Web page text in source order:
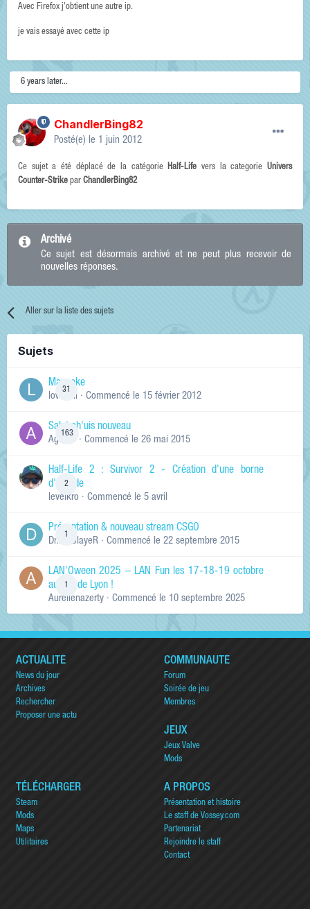
Avec Firefox j'obtient une autre ip.
je vais essayé avec cette ip
6 years later...
ChandlerBing82
Posté(e) le 1 juin 2012
Ce sujet a été déplacé de la catégorieHalf-Life vers la categorieUnivers
Counter-Strike par ChandlerBing82
Archivé
Ce sujet est désormais archivé et ne peut plus recevoir de
nouvelles réponses.
Aller sur la liste des sujets
Sujets
31
Manneke
lowskill · Commencé le 15 février 2012
163
Salut ch'uis nouveau
Ag0Nie · Commencé le 26 mai 2015
2
Half-Life 2 : Survivor 2 - Création d'une borne
d'arcade
levelkro · Commencé le 5 avril
Présentation & nouveau stream CSGO
Dr.KinSlayeR · Commencé le 22 septembre 2015
LAN'Oween 2025 – LAN Fun les 17-18-19 octobre
au sud de Lyon !
Aurelienazerty · Commencé le 10 septembre 2025
ACTUALITÉ
News du jour
Archives
Rechercher
Proposer une actu
COMMUNAUTÉ
Forum
Soirée de jeu
Membres
JEUX
Jeux Valve
Mods
TÉLÉCHARGER
Steam
Mods
Maps
Utilitaires
A PROPOS
Présentation et histoire
Le staff de Vossey.com
Partenariat
Rejoindre le staff
Contact